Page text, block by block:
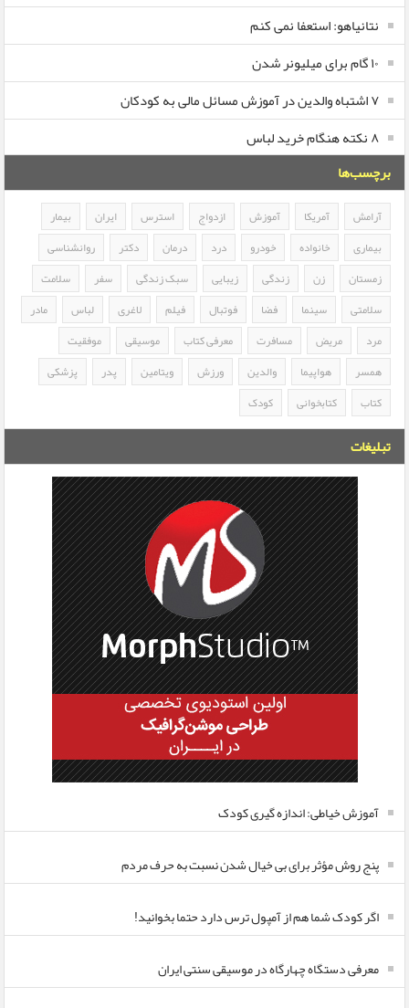
نتانیاهو: استعفا نمی کنم
۱۰ گام برای میلیونر شدن
۷ اشتباه والدین در آموزش مسائل مالی به کودکان
۸ نکته هنگام خرید لباس
برچسب‌ها
آرامش آمریکا آموزش ازدواج استرس ایران
بیمار
بیماری
خانواده خودرو درد درمان دکتر
روانشناسی
زمستان
زن زندگی زیبایی سبک زندگی سفر
سلامت
سلامتی
سینما فضا فوتبال فیلم لاغری لباس
مادر
مرد
مریض مسافرت معرفی کتاب موسیقی
موفقیت
همسر
هواپیما والدین ورزش ویتامین پدر
پزشکی
کتاب
کتابخوانی کودک
تبلیغات
آموزش خیاطی: اندازه گیری کودک
پنج روش مؤثر برای بی خیال شدن نسبت به حرف مردم
اگر کودک شما هم از آمپول ترس دارد حتما بخوانید!
معرفی دستگاه چهارگاه در موسیقی سنتی ایران